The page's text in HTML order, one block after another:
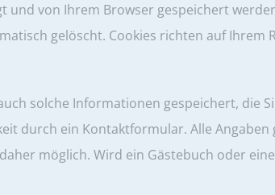
von Ihrem Browser gespeichert
gelöscht. Cookies richten auf
solche Informationen gespeichert, die
durch ein Kontaktformular. Alle
möglich. Wird ein Gästebuch oder